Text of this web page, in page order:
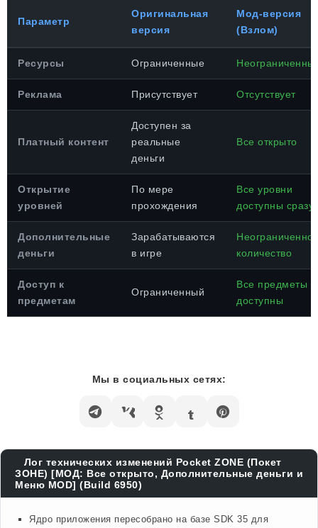
Параметр
Оригинальная
версия
Мод-версия
(Взлом)
Ресурсы Ограниченные
Реклама Присутствует Отсутствует
Платный контент
Доступен за
реальные
деньги
Все открыто
Открытие
уровней
По мере
прохождения
Все уровни
доступны сразу
Дополнительные
деньги
Зарабатываются
в игре
количество
Доступ к
предметам
Ограниченный
Все предметы
доступны
Мы в социальных сетях:
Лог технических изменений Pocket ZONE (Покет
ЗОНЕ) [МОД: Все открыто, Дополнительные деньги и
Меню MOD] (Build 6950)
Ядро приложения пересобрано на базе SDK 35 для